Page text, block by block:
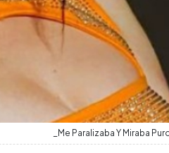
_Me Paralizaba Y Miraba